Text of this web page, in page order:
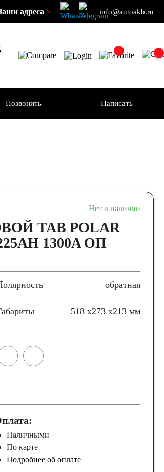
адреса info@autoakb.ru
Позвонить Написать
Нет в наличии
TAB POLAR
1300A ОП
обратная
518 x273 x213 мм
Наличными
По карте
Подробнее об оплате